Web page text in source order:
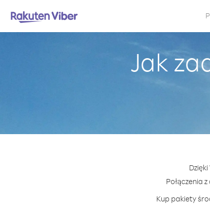
Jak
Połączenia
Kup pakiety